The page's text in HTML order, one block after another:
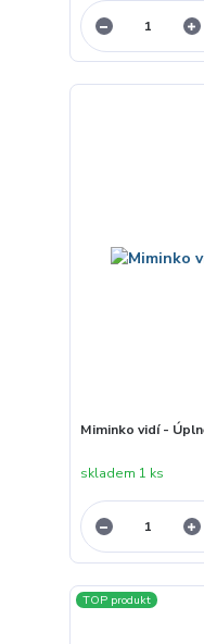
Miminko vidí -
skladem 1 ks
TOP produkt